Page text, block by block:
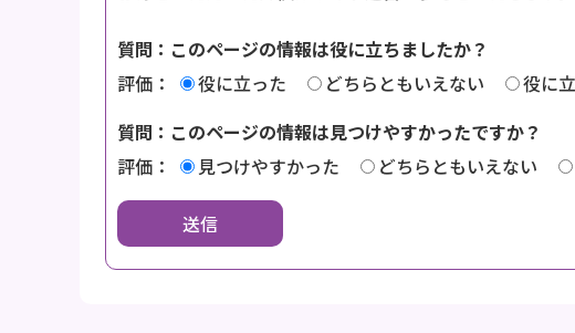
質問：このページの情報は役に立ちましたか？
評価：
役に立った どちらともいえない
役に
質問：このページの情報は見つけやすかったですか？
評価：
見つけやすかった どちらともいえない